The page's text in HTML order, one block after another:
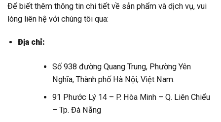
Để biết thêm thông tin chi tiết về sản phẩm và dịch vụ, vui
lòng liên hệ với chúng tôi qua:
Địa chỉ:
Số 938 đường Quang Trung, Phường Yên
Nghĩa, Thành phố Hà Nội, Việt Nam.
91 Phước Lý 14 – P. Hòa Minh – Q. Liên Chiểu
– Tp. Đà Nẵng